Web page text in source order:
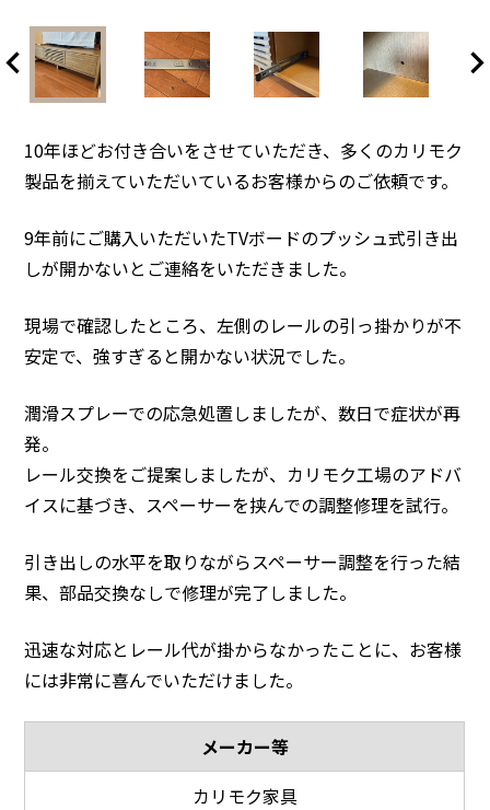
10年ほどお付き合いをさせていただき、多くのカリモク
製品を揃えていただいているお客様からのご依頼です。
9年前にご購入いただいたTVボードのプッシュ式引き出
しが開かないとご連絡をいただきました。
現場で確認したところ、左側のレールの引っ掛かりが不
安定で、強すぎると開かない状況でした。
潤滑スプレーでの応急処置しましたが、数日で症状が再
発。
レール交換をご提案しましたが、カリモク工場のアドバ
イスに基づき、スペーサーを挟んでの調整修理を試行。
引き出しの水平を取りながらスペーサー調整を行った結
果、部品交換なしで修理が完了しました。
迅速な対応とレール代が掛からなかったことに、お客様
には非常に喜んでいただけました。
メーカー等
カリモク家具